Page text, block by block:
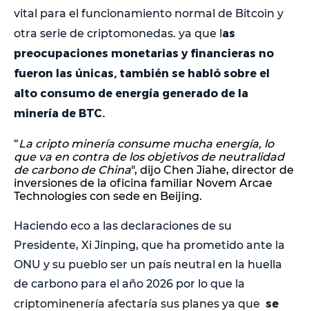
vital para el funcionamiento normal de Bitcoin y
otra serie de criptomonedas. ya que las
preocupaciones monetarias y financieras no
fueron las únicas, también se habló sobre el
alto consumo de energía generado de la
minería de BTC.
“La cripto minería consume mucha energía, lo
que va en contra de los objetivos de neutralidad
de carbono de China", dijo Chen Jiahe, director de
inversiones de la oficina familiar Novem Arcae
Technologies con sede en Beijing.
Haciendo eco a las declaraciones de su
Presidente, Xi Jinping, que ha prometido ante la
ONU y su pueblo ser un país neutral en la huella
de carbono para el año 2026 por lo que la
criptominenería afectaría sus planes ya que se